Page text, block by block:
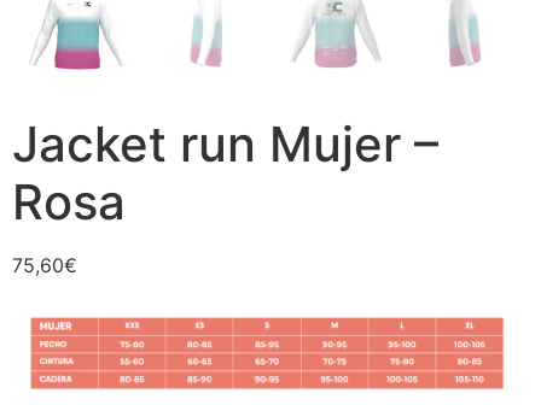
Jacket run Mujer –
Rosa
75,60€